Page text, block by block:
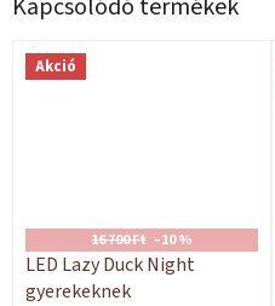
Kapcsolódó termékek
Akció
16 700 Ft –10 %
LED Lazy Duck Night
gyerekeknek